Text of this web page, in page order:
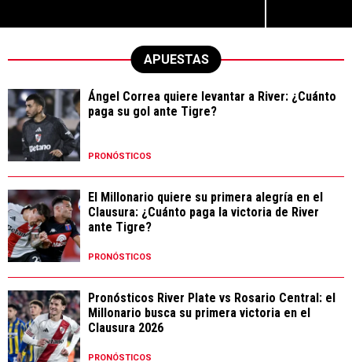
APUESTAS
Ángel Correa quiere levantar a River: ¿Cuánto
paga su gol ante Tigre?
PRONÓSTICOS
El Millonario quiere su primera alegría en el
Clausura: ¿Cuánto paga la victoria de River
ante Tigre?
PRONÓSTICOS
Pronósticos River Plate vs Rosario Central: el
Millonario busca su primera victoria en el
Clausura 2026
PRONÓSTICOS